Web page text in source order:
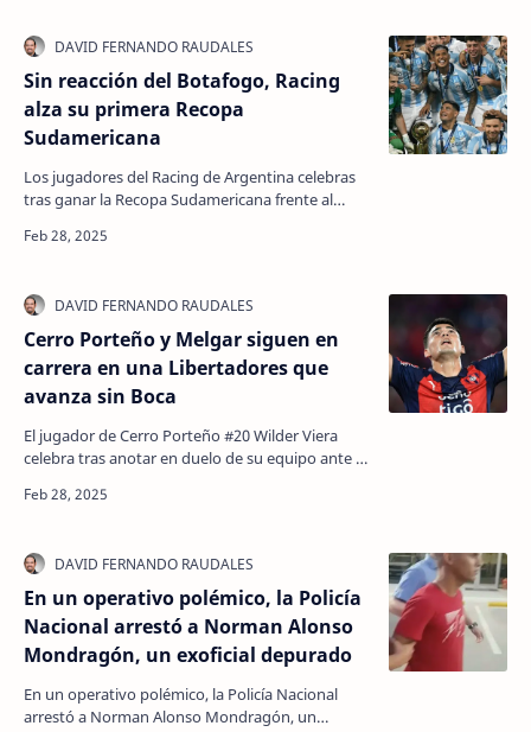
Sin reacción del Botafogo, Racing
alza su primera Recopa
Sudamericana
Los jugadores del Racing de Argentina celebras
tras ganar la Recopa Sudamericana frente al
Santos,…
Cerro Porteño y Melgar siguen en
carrera en una Libertadores que
avanza sin Boca
El jugador de Cerro Porteño #20 Wilder Viera
celebra tras anotar en duelo de su equipo ante el
febrero de …
En un operativo polémico, la Policía
Nacional arrestó a Norman Alonso
Mondragón, un exoficial depurado
En un operativo polémico, la Policía Nacional
arrestó a Norman Alonso Mondragón, un